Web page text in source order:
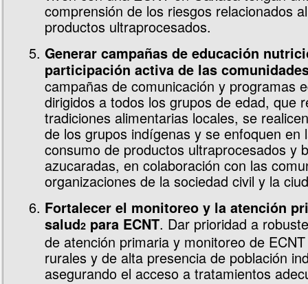
comprensión de los riesgos relacionados
productos ultraprocesados.
Generar campañas de educación
participación activa de las
campañas de comunicación y programas
dirigidos a todos los grupos de edad, que
tradiciones alimentarias locales, se
de los grupos indígenas y se enfoquen en
consumo de productos ultraprocesados y
azucaradas, en colaboración con las
organizaciones de la sociedad civil y la
Fortalecer el monitoreo y la atención
salud2 para ECNT. Dar prioridad a
de atención primaria y monitoreo de
rurales y de alta presencia de población
asegurando el acceso a tratamientos